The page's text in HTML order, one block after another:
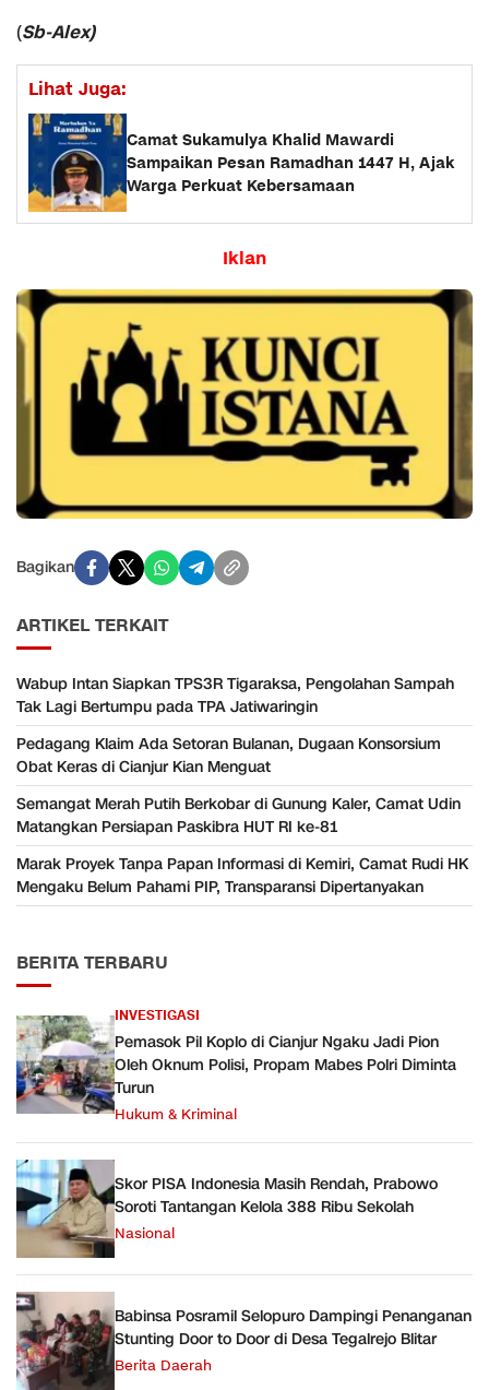
(Sb-Alex)
Lihat Juga:
Camat Sukamulya Khalid Mawardi
Sampaikan Pesan Ramadhan 1447 H, Ajak
Warga Perkuat Kebersamaan
Iklan
Bagikan
ARTIKEL TERKAIT
Wabup Intan Siapkan TPS3R Tigaraksa, Pengolahan Sampah
Tak Lagi Bertumpu pada TPA Jatiwaringin
Pedagang Klaim Ada Setoran Bulanan, Dugaan Konsorsium
Obat Keras di Cianjur Kian Menguat
Semangat Merah Putih Berkobar di Gunung Kaler, Camat Udin
Matangkan Persiapan Paskibra HUT RI ke-81
Marak Proyek Tanpa Papan Informasi di Kemiri, Camat Rudi HK
Mengaku Belum Pahami PIP, Transparansi Dipertanyakan
BERITA TERBARU
INVESTIGASI
Pemasok Pil Koplo di Cianjur Ngaku Jadi Pion
Oleh Oknum Polisi, Propam Mabes Polri Diminta
Turun
Hukum & Kriminal
Skor PISA Indonesia Masih Rendah, Prabowo
Soroti Tantangan Kelola 388 Ribu Sekolah
Nasional
Babinsa Posramil Selopuro Dampingi Penanganan
Stunting Door to Door di Desa Tegalrejo Blitar
Berita Daerah